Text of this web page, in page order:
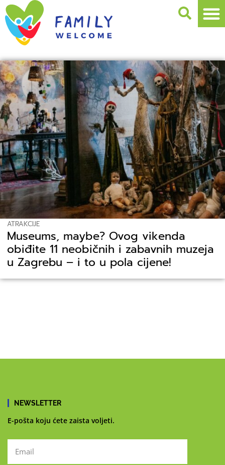
ATRAKCIJE
Museums, maybe? Ovog vikenda
obiđite 11 neobičnih i zabavnih muzeja
u Zagrebu – i to u pola cijene!
NEWSLETTER
E-pošta koju ćete zaista voljeti.